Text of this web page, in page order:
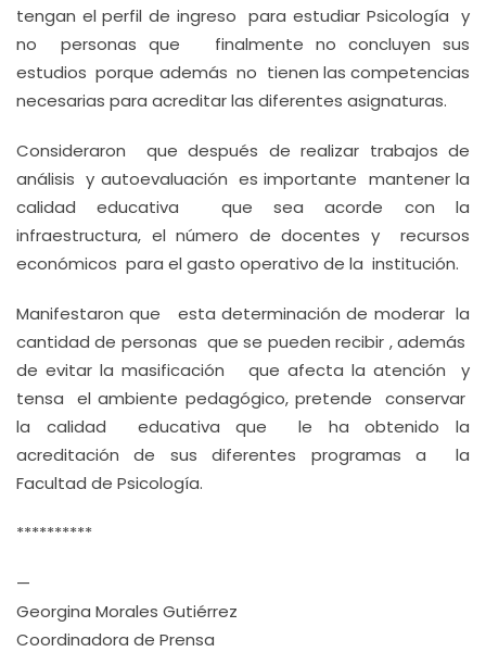
tengan el perfil de ingreso para estudiar Psicología y
no personas que finalmente no concluyen sus
estudios porque además no tienen las competencias
necesarias para acreditar las diferentes asignaturas.
Consideraron que después de realizar trabajos de
análisis y autoevaluación es importante mantener la
calidad educativa que sea acorde con la
infraestructura, el número de docentes y recursos
económicos para el gasto operativo de la institución.
Manifestaron que esta determinación de moderar la
cantidad de personas que se pueden recibir , además
de evitar la masificación que afecta la atención y
tensa el ambiente pedagógico, pretende conservar
la calidad educativa que le ha obtenido la
acreditación de sus diferentes programas a la
Facultad de Psicología.
**********
—
Georgina Morales Gutiérrez
Coordinadora de Prensa